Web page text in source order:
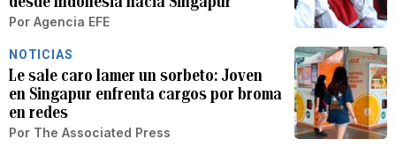
Por Agencia EFE
NOTICIAS
Le sale caro lamer un sorbeto: Joven
en Singapur enfrenta cargos por broma
en redes
Por The Associated Press